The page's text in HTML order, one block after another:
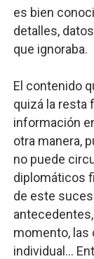
es bien
detalles,
que ignoraba.
El contenido
quizá la resta
información
otra manera,
no puede
diplomáticos
de este
momento, las
individual...